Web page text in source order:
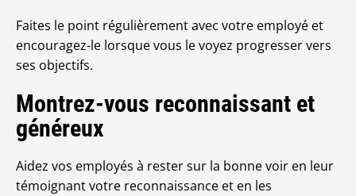
Faites le point régulièrement avec votre employé et
encouragez-le lorsque vous le voyez progresser vers
ses objectifs.
Montrez-vous reconnaissant et
généreux
Aidez vos employés à rester sur la bonne voir en leur
témoignant votre reconnaissance et en les